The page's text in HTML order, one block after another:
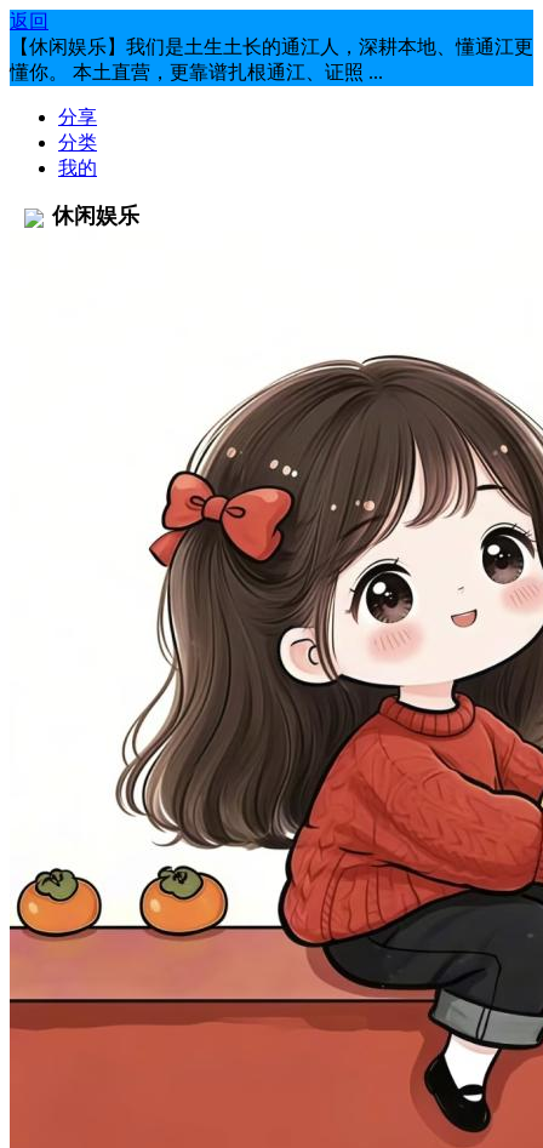
返回
【休闲娱乐】我们是土生土长的通江人，深耕本地、懂通江更
懂你。 本土直营，更靠谱扎根通江、证照 ...
分享
分类
我的
休闲娱乐